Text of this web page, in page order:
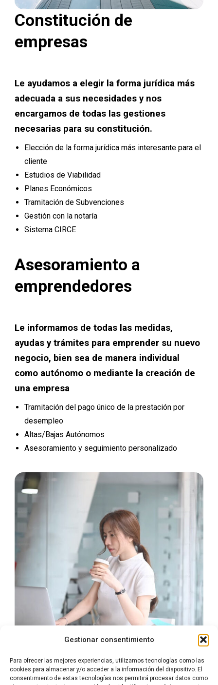
Gestionar consentimiento
Para ofrecer las mejores experiencias, utilizamos tecnologías como las
cookies para almacenar y/o acceder a la información del dispositivo. El
consentimiento de estas tecnologías nos permitirá procesar datos como
Constitución de
empresas
Le ayudamos a elegir la forma jurídica más
adecuada a sus necesidades y nos
encargamos de todas las gestiones
necesarias para su constitución.
Elección de la forma jurídica más interesante para el
cliente
Estudios de Viabilidad
Planes Económicos
Tramitación de Subvenciones
Gestión con la notaría
Sistema CIRCE
Asesoramiento a
emprendedores
Le informamos de todas las medidas,
ayudas y trámites para emprender su nuevo
negocio, bien sea de manera individual
como autónomo o mediante la creación de
una empresa
Tramitación del pago único de la prestación por
desempleo
Altas/Bajas Autónomos
Asesoramiento y seguimiento personalizado